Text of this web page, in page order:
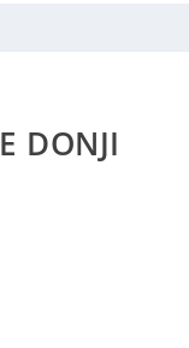
DONJI